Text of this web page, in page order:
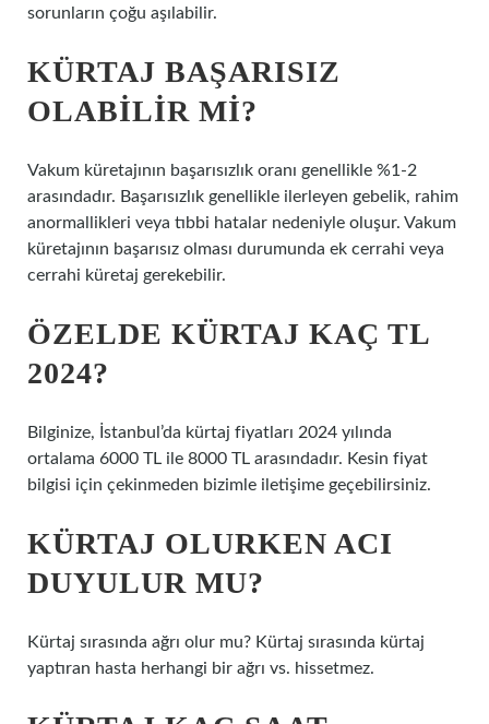
sorunların çoğu aşılabilir.
KÜRTAJ BAŞARISIZ
OLABILIR MI?
Vakum küretajının başarısızlık oranı genellikle %1-2
arasındadır. Başarısızlık genellikle ilerleyen gebelik, rahim
anormallikleri veya tıbbi hatalar nedeniyle oluşur. Vakum
küretajının başarısız olması durumunda ek cerrahi veya
cerrahi küretaj gerekebilir.
ÖZELDE KÜRTAJ KAÇ TL
2024?
Bilginize, İstanbul’da kürtaj fiyatları 2024 yılında
ortalama 6000 TL ile 8000 TL arasındadır. Kesin fiyat
bilgisi için çekinmeden bizimle iletişime geçebilirsiniz.
KÜRTAJ OLURKEN ACI
DUYULUR MU?
Kürtaj sırasında ağrı olur mu? Kürtaj sırasında kürtaj
yaptıran hasta herhangi bir ağrı vs. hissetmez.